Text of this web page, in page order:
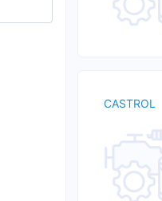
CASTROL